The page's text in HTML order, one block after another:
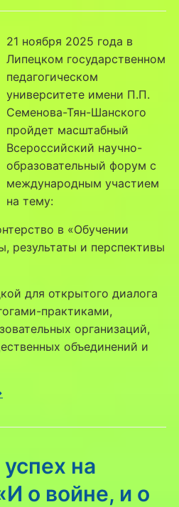
21 ноября 2025 года в
Липецком государственном
педагогическом
университете имени П.П.
Семенова-Тян-Шанского
пройдет масштабный
Всероссийский научно-
образовательный форум с
международным участием
на тему:
в «Обучении
результаты и перспективы
для открытого диалога
практиками,
организаций,
объединений и
на
о войне, и о